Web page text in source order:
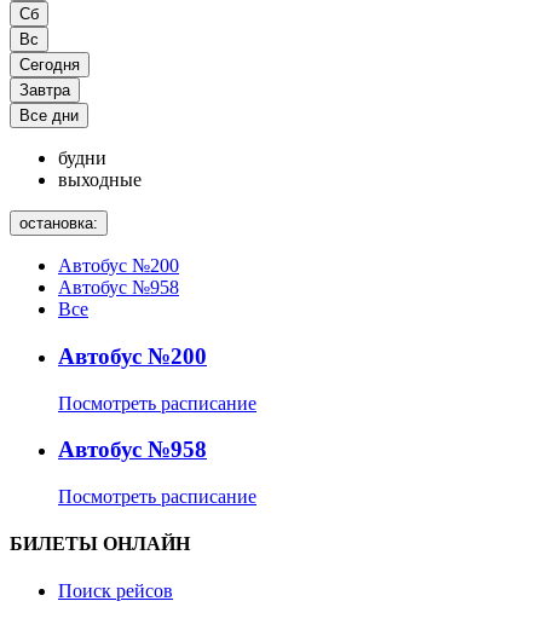
Сб
Вс
Сегодня
Завтра
Все дни
будни
выходные
остановка:
Автобус №200
Автобус №958
Все
Автобус №200
Посмотреть расписание
Автобус №958
Посмотреть расписание
БИЛЕТЫ ОНЛАЙН
Поиск рейсов